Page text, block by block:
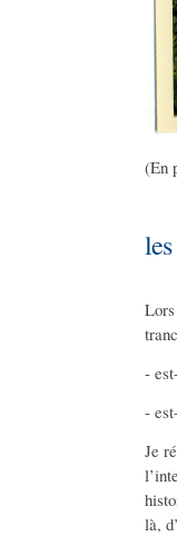
(En
-
-
Je
là,